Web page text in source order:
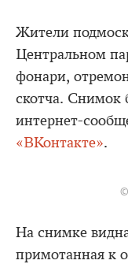
Жители
Центральном
фонари,
скотча. Снимок
интернет-
«ВКонтакте».
©
На снимке
примотанная к